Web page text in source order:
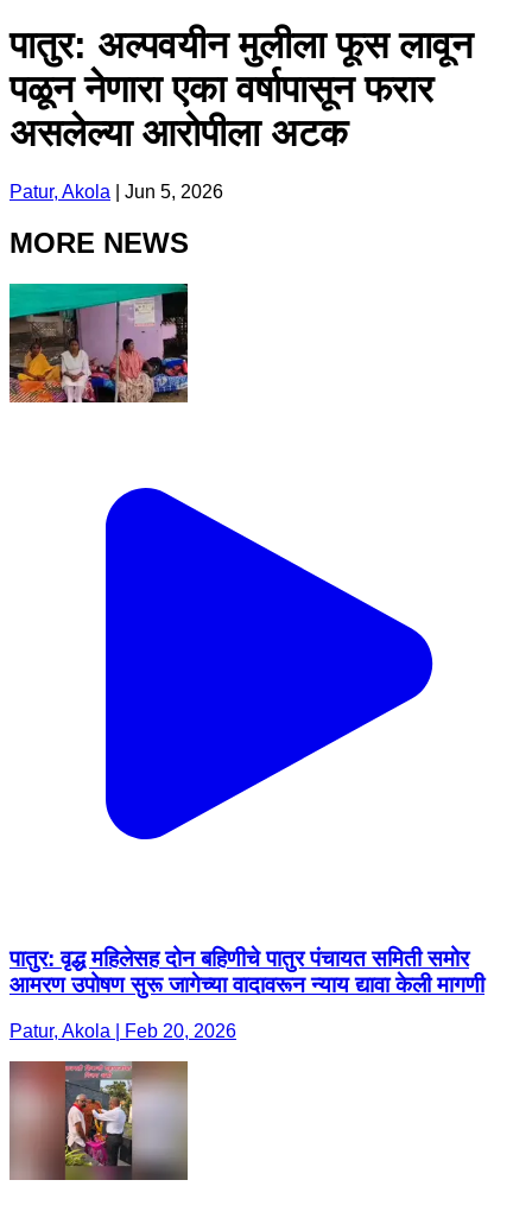
पातुर: अल्पवयीन मुलीला फूस लावून
पळून नेणारा एका वर्षापासून फरार
असलेल्या आरोपीला अटक
Patur, Akola Jun 5, 2026
MORE NEWS
पातुर: वृद्ध महिलेसह दोन बहिणीचे पातुर पंचायत समिती समोर
आमरण उपोषण सुरू जागेच्या वादावरून न्याय द्यावा केली मागणी
Patur, Akola | Feb 20, 2026